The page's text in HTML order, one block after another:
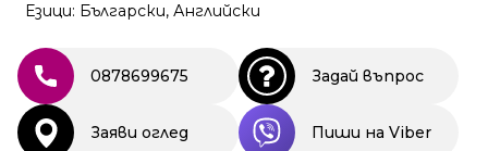
Езици: Български, Английски
0878699675 Задай въпрос
Заяви оглед Пиши на Viber